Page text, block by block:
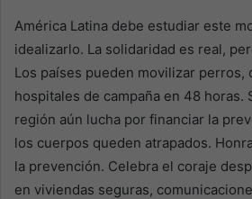
América Latina debe estudiar este
idealizarlo. La solidaridad es real,
Los países pueden movilizar perros,
hospitales de campaña en 48 horas.
región aún lucha por financiar la
los cuerpos queden atrapados.
la prevención. Celebra el coraje
en viviendas seguras,